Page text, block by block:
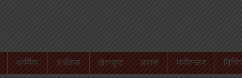
धार्मिक अर्थतन्त्र खेलकूद प्रवास मनोरन्जन